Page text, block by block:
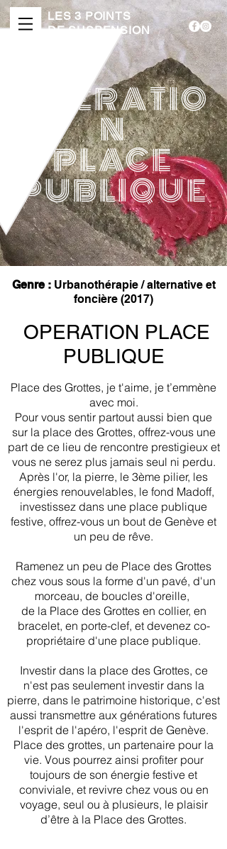
LES 3 POINTS
DE SUSPENSION
OPERATIO
N
PLACE
PUBLIQUE
Genre : Urbanothérapie / alternative et
foncière (2017)
OPERATION PLACE
PUBLIQUE
Place des Grottes, je t'aime, je t’emmène
avec moi.
Pour vous sentir partout aussi bien que
sur la place des Grottes, offrez-vous une
part de ce lieu de rencontre prestigieux et
vous ne serez plus jamais seul ni perdu.
Après l'or, la pierre, le 3ème pilier, les
énergies renouvelables, le fond Madoff,
investissez dans une place publique
festive, offrez-vous un bout de Genève et
un peu de rêve.
Ramenez un peu de Place des Grottes
chez vous sous la forme d'un pavé, d'un
morceau, de boucles d'oreille,
de la Place des Grottes en collier, en
bracelet, en porte-clef, et devenez co-
propriétaire d'une place publique.
Investir dans la place des Grottes, ce
n'est pas seulement investir dans la
pierre, dans le patrimoine historique, c'est
aussi transmettre aux générations futures
l'esprit de l'apéro, l'esprit de Genève.
Place des grottes, un partenaire pour la
vie. Vous pourrez ainsi profiter pour
toujours de son énergie festive et
conviviale, et revivre chez vous ou en
voyage, seul ou à plusieurs, le plaisir
d’être à la Place des Grottes.